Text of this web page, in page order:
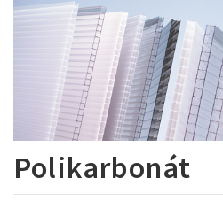
Polikarbonát